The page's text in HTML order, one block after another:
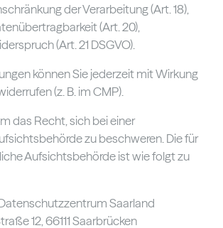
der Verarbeitung (Art. 18),
(Art. 20),
(Art. 21 DSGVO).
können Sie jederzeit mit Wirkung
(z. B. im CMP).
das Recht, sich bei einer
zu beschweren. Die für
Aufsichtsbehörde ist wie folgt zu
Saarland
12, 66111 Saarbrücken